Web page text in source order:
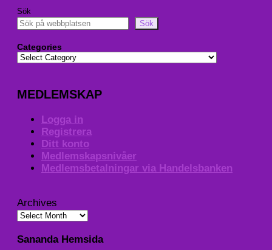
Sök
Sök
Categories
MEDLEMSKAP
Logga in
Registrera
Ditt konto
Medlemskapsnivåer
Medlemsbetalningar via Handelsbanken
Archives
Sananda Hemsida